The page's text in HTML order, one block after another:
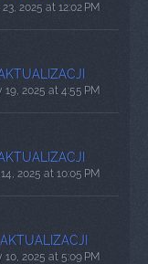
2025 at 12:02 PM
19, 2025 at 4:55 PM
2025 at 10:05 PM
10, 2025 at 5:09 PM